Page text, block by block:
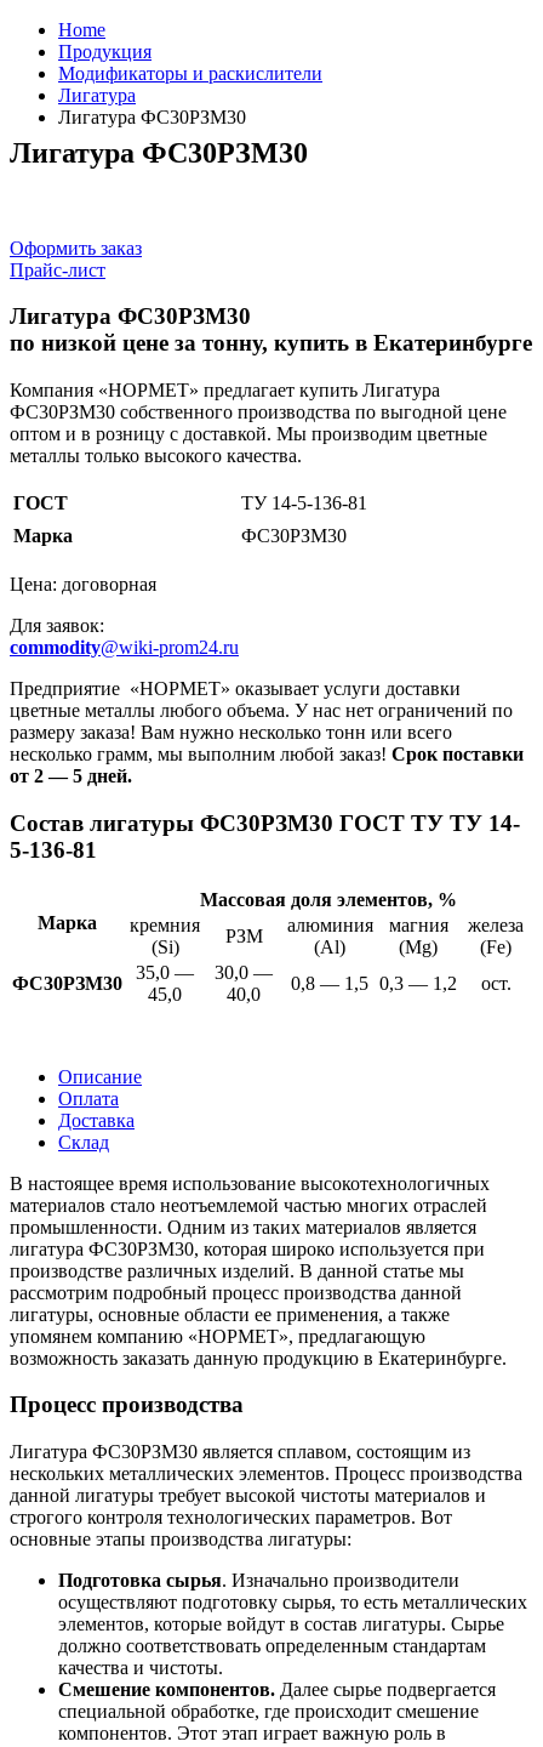
Home
Продукция
Модификаторы и раскислители
Лигатура
Лигатура ФС30РЗМ30
Лигатура ФС30РЗМ30
Оформить заказ
Прайс-лист
Лигатура ФС30РЗМ30
по низкой цене за тонну, купить в Екатеринбурге
Компания «НОРМЕТ» предлагает купить Лигатура
ФС30РЗМ30 собственного производства по выгодной цене
оптом и в розницу с доставкой. Мы производим цветные
металлы только высокого качества.
ГОСТ
ТУ 14-5-136-81
Марка
ФС30РЗМ30
Цена: договорная
Для заявок:
commodity@wiki-prom24.ru
Предприятие «НОРМЕТ» оказывает услуги доставки
цветные металлы любого объема. У нас нет ограничений по
размеру заказа! Вам нужно несколько тонн или всего
несколько грамм, мы выполним любой заказ! Срок поставки
от 2 — 5 дней.
Состав лигатуры ФС30РЗМ30 ГОСТ ТУ ТУ 14-
5-136-81
Марка
Массовая доля элементов, %
кремния
(Si)
РЗМ
алюминия
(Al)
магния
(Mg)
железа
(Fe)
ФС30РЗМ30
35,0 —
45,0
30,0 —
40,0
0,8 — 1,5 0,3 — 1,2 ост.
Описание
Оплата
Доставка
Склад
В настоящее время использование высокотехнологичных
материалов стало неотъемлемой частью многих отраслей
промышленности. Одним из таких материалов является
лигатура ФС30РЗМ30, которая широко используется при
производстве различных изделий. В данной статье мы
рассмотрим подробный процесс производства данной
лигатуры, основные области ее применения, а также
упомянем компанию «НОРМЕТ», предлагающую
возможность заказать данную продукцию в Екатеринбурге.
Процесс производства
Лигатура ФС30РЗМ30 является сплавом, состоящим из
нескольких металлических элементов. Процесс производства
данной лигатуры требует высокой чистоты материалов и
строгого контроля технологических параметров. Вот
основные этапы производства лигатуры:
Подготовка сырья. Изначально производители
осуществляют подготовку сырья, то есть металлических
элементов, которые войдут в состав лигатуры. Сырье
должно соответствовать определенным стандартам
качества и чистоты.
Смешение компонентов. Далее сырье подвергается
специальной обработке, где происходит смешение
компонентов. Этот этап играет важную роль в